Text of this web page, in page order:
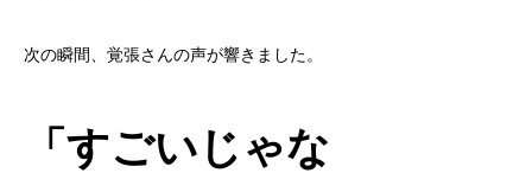
次の瞬間、覚張さんの声が響きました。
「すごいじゃな